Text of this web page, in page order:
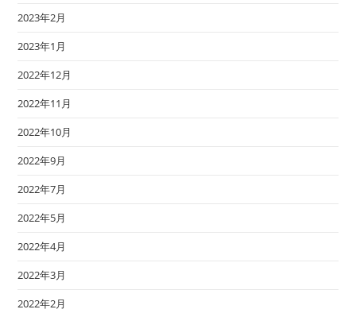
2023年2月
2023年1月
2022年12月
2022年11月
2022年10月
2022年9月
2022年7月
2022年5月
2022年4月
2022年3月
2022年2月